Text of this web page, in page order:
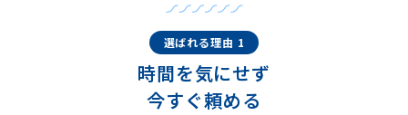
選ばれる理由 1
時間を気にせず
今すぐ頼める